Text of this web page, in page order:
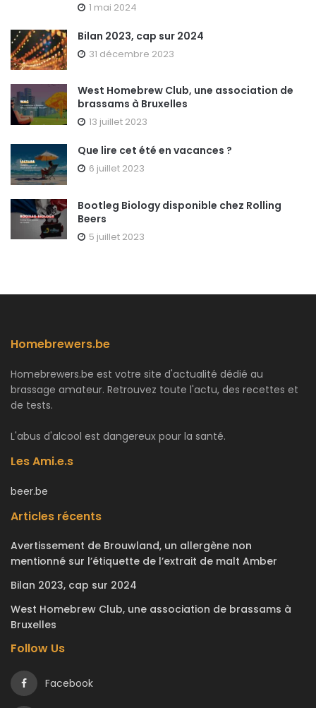
1 mai 2024
Bilan 2023, cap sur 2024
31 décembre 2023
West Homebrew Club, une association de
brassams à Bruxelles
13 juillet 2023
Que lire cet été en vacances ?
6 juillet 2023
Bootleg Biology disponible chez Rolling
Beers
5 juillet 2023
Homebrewers.be
Homebrewers.be est votre site d'actualité dédié au
brassage amateur. Retrouvez toute l'actu, des recettes et
de tests.
L'abus d'alcool est dangereux pour la santé.
Les Ami.e.s
beer.be
Articles récents
Avertissement de Brouwland, un allergène non
mentionné sur l’étiquette de l’extrait de malt Amber
Bilan 2023, cap sur 2024
West Homebrew Club, une association de brassams à
Bruxelles
Follow Us
Facebook